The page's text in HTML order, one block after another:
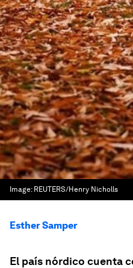
Image: REUTERS/Henry Nicholls
Esther Samper
El país nórdico cuenta